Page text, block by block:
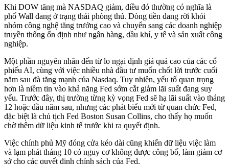
Khi DOW tăng mà NASDAQ giảm, điều đó thường có nghĩa là
phố Wall đang ở trạng thái phòng thủ. Dòng tiền đang rời khỏi
nhóm công nghệ tăng trưởng cao và chuyển sang các doanh nghiệp
truyền thống ổn định như ngân hàng, dầu khí, y tế và sản xuất công
nghiệp.
Một phần nguyên nhân đến từ lo ngại định giá quá cao của các cổ
phiếu AI, cùng với việc nhiều nhà đầu tư muốn chốt lời trước cuối
năm sau đà tăng mạnh của Nasdaq. Tuy nhiên, yếu tố quan trọng
hơn là niềm tin vào khả năng Fed sớm cắt giảm lãi suất đang suy
yếu. Trước đây, thị trường từng kỳ vọng Fed sẽ hạ lãi suất vào tháng
12 hoặc đầu năm sau, nhưng các phát biểu mới từ quan chức Fed,
đặc biệt là chủ tịch Fed Boston Susan Collins, cho thấy họ muốn
chờ thêm dữ liệu kinh tế trước khi ra quyết định.
Việc chính phủ Mỹ đóng cửa kéo dài cũng khiến dữ liệu việc làm
và lạm phát tháng 10 có nguy cơ không được công bố, làm giảm cơ
sở cho các quyết định chính sách của Fed.